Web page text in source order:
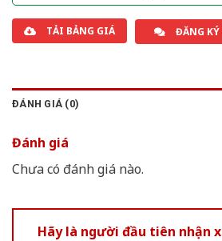
TẢI BẢNG GIÁ ĐĂNG
ĐÁNH GIÁ (0)
Đánh giá
Chưa có đánh giá nào.
Hãy là người đầu tiên nhận